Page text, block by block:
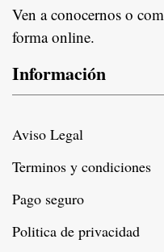
Ven a conocernos o
forma online.
Información
Aviso Legal
Terminos y condiciones
Pago seguro
Politica de privacidad